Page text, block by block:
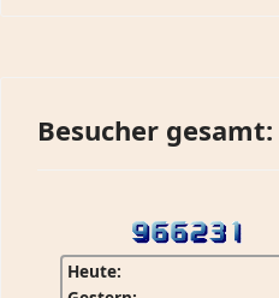
Besucher gesamt:
Heute: